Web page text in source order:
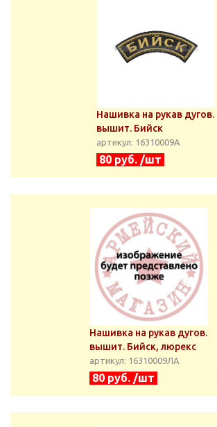
Нашивка на рукав дугов.
вышит. Бийск
артикул: 16310009А
80 руб. /шт
Нашивка на рукав дугов.
вышит. Бийск, люрекс
артикул: 16310009ЛА
80 руб. /шт